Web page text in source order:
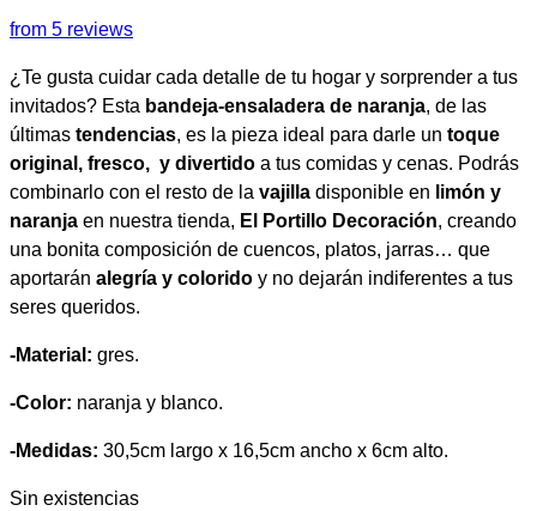
from 5 reviews
¿Te gusta cuidar cada detalle de tu hogar y sorprender a tus
invitados? Esta bandeja-ensaladera de naranja, de las
últimas tendencias, es la pieza ideal para darle un toque
original, fresco, y divertido a tus comidas y cenas. Podrás
combinarlo con el resto de la vajilla disponible en limón y
naranja en nuestra tienda, El Portillo Decoración, creando
una bonita composición de cuencos, platos, jarras… que
aportarán alegría y colorido y no dejarán indiferentes a tus
seres queridos.
-Material: gres.
-Color: naranja y blanco.
-Medidas: 30,5cm largo x 16,5cm ancho x 6cm alto.
Sin existencias